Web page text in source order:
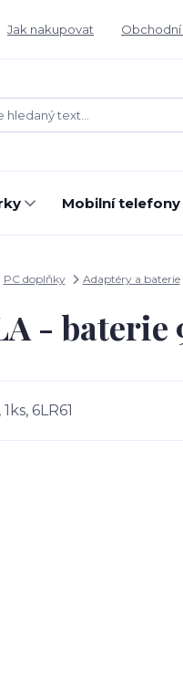
Jak nakupovat
Mobilní telefony
PC doplňky Adaptéry a baterie
- baterie